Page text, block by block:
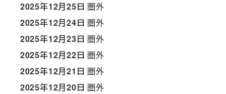
2025年12月25日 圏外
2025年12月24日 圏外
2025年12月23日 圏外
2025年12月22日 圏外
2025年12月21日 圏外
2025年12月20日 圏外